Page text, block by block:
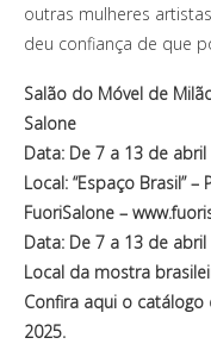
outras mulheres
deu confiança de que
Salão do Móvel de
Salone
Data: De 7 a 13 de
Local: “Espaço Brasil”
FuoriSalone –
Data: De 7 a 13 de
Local da mostra
Confira aqui o
2025.